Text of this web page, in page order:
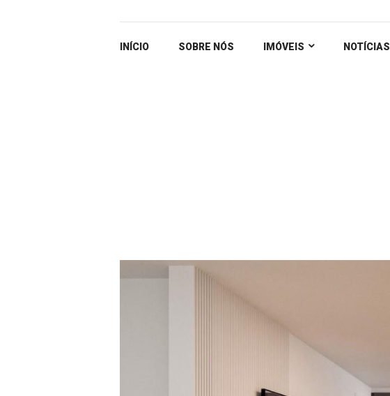
INÍCIO SOBRE NÓS IMÓVEIS NOTÍCIAS